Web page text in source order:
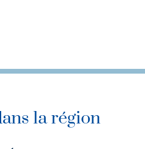
la région